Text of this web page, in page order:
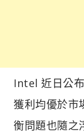
Intel 近日公
獲利均優於市
衡問題也隨